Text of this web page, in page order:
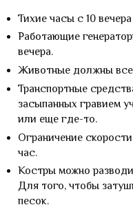
Тихие часы с 10
Работающие
вечера.
Животные должны все
Транспортные
засыпанных гравием
или еще где-то.
Ограничение
час.
Костры можно
Для того, чтобы
песок.